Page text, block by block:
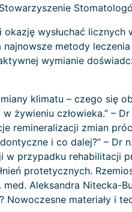
wysłuchać
najnowsze metody
wymianie
klimatu – czego się
żywieniu człowieka.” –
remineralizacji zmian
i co dalej?” – Dr
w przypadku rehabilitacji
protetycznych.
med. Aleksandra Nitecka-
Nowoczesne materiały i